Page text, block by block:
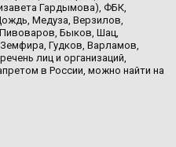
Гардымова), ФБК,
Медуза, Верзилов,
Быков, Шац,
Гудков, Варламов,
лиц и организаций,
в России, можно найти на